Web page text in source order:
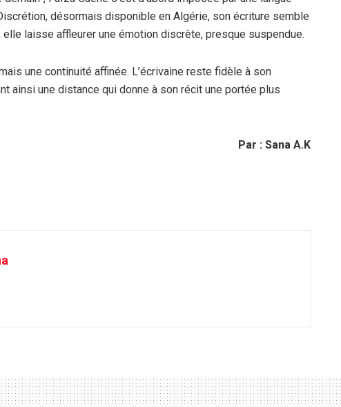
désormais disponible en Algérie, son écriture semble
laisse affleurer une émotion discrète, presque suspendue.
une continuité affinée. L’écrivaine reste fidèle à son
ainsi une distance qui donne à son récit une portée plus
Par : Sana A.K